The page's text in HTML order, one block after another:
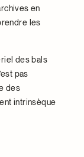
en
les
des bals
pas
des
intrinsèque